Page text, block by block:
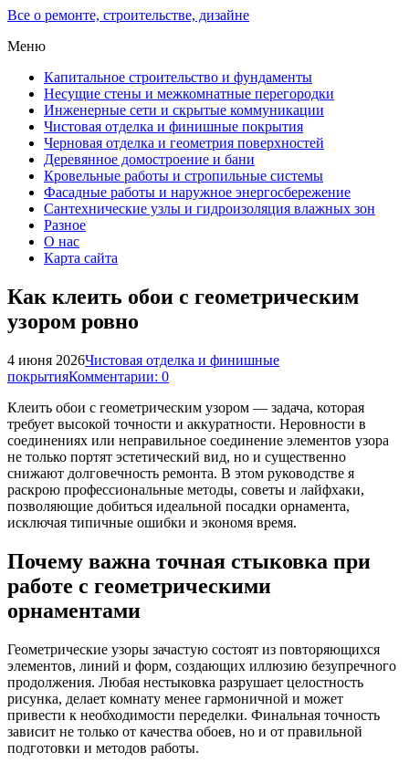
Все о ремонте, строительстве, дизайне
Меню
Капитальное строительство и фундаменты
Несущие стены и межкомнатные перегородки
Инженерные сети и скрытые коммуникации
Чистовая отделка и финишные покрытия
Черновая отделка и геометрия поверхностей
Деревянное домостроение и бани
Кровельные работы и стропильные системы
Фасадные работы и наружное энергосбережение
Сантехнические узлы и гидроизоляция влажных зон
Разное
О нас
Карта сайта
Как клеить обои с геометрическим
узором ровно
4 июня 2026Чистовая отделка и финишные
покрытияКомментарии: 0
Клеить обои с геометрическим узором — задача, которая
требует высокой точности и аккуратности. Неровности в
соединениях или неправильное соединение элементов узора
не только портят эстетический вид, но и существенно
снижают долговечность ремонта. В этом руководстве я
раскрою профессиональные методы, советы и лайфхаки,
позволяющие добиться идеальной посадки орнамента,
исключая типичные ошибки и экономя время.
Почему важна точная стыковка при
работе с геометрическими
орнаментами
Геометрические узоры зачастую состоят из повторяющихся
элементов, линий и форм, создающих иллюзию безупречного
продолжения. Любая нестыковка разрушает целостность
рисунка, делает комнату менее гармоничной и может
привести к необходимости переделки. Финальная точность
зависит не только от качества обоев, но и от правильной
подготовки и методов работы.